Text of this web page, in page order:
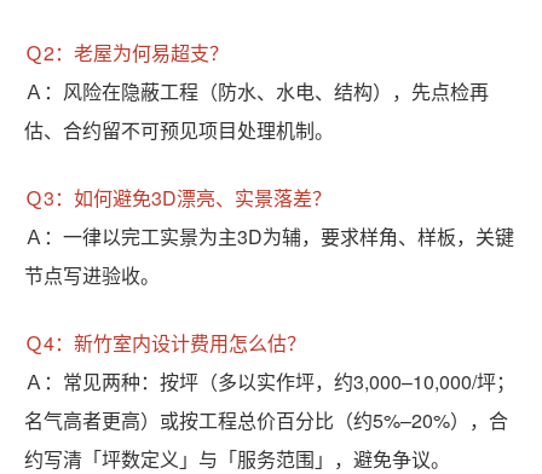
Ｑ2：老屋为何易超支？
Ａ：风险在隐蔽工程（防水、水电、结构），先点检再
估、合约留不可预见项目处理机制。
Ｑ3：如何避免3D漂亮、实景落差？
Ａ：一律以完工实景为主3D为辅，要求样角、样板，关键
节点写进验收。
Ｑ4：新竹室内设计费用怎么估？
Ａ：常见两种：按坪（多以实作坪，约3,000–10,000/坪；
名气高者更高）或按工程总价百分比（约5%–20%），合
约写清「坪数定义」与「服务范围」，避免争议。